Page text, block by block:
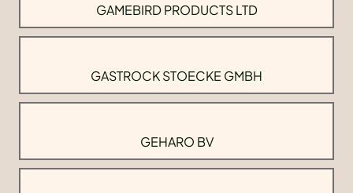
GAMEBIRD PRODUCTS LTD
GASTROCK STOECKE GMBH
GEHARO BV